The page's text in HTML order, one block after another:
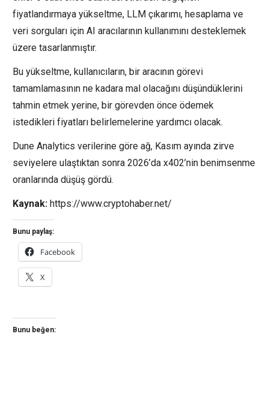
fiyatlandırmaya yükseltme, LLM çıkarımı, hesaplama ve
veri sorguları için AI aracılarının kullanımını desteklemek
üzere tasarlanmıştır.
Bu yükseltme, kullanıcıların, bir aracının görevi
tamamlamasının ne kadara mal olacağını düşündüklerini
tahmin etmek yerine, bir görevden önce ödemek
istedikleri fiyatları belirlemelerine yardımcı olacak.
Dune Analytics verilerine göre ağ, Kasım ayında zirve
seviyelere ulaştıktan sonra 2026’da x402’nin benimsenme
oranlarında düşüş gördü.
Kaynak: https://www.cryptohaber.net/
Bunu paylaş:
Facebook
X
Bunu beğen: